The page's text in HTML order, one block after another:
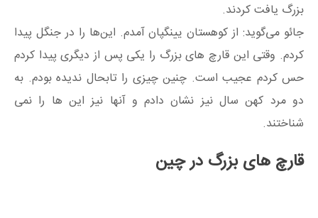
بزرگ یافت کردند.
جائو می‌گوید: از کوهستان یینگپان آمدم. این‌ها را در جنگل پیدا
کردم. وقتی این قارچ های بزرگ را یکی پس از دیگری پیدا کردم
حس کردم عجیب است. چنین چیزی را تابحال ندیده بودم. به
دو مرد کهن سال نیز نشان دادم و آنها نیز این ها را نمی
شناختند.
قارچ های بزرگ در چین